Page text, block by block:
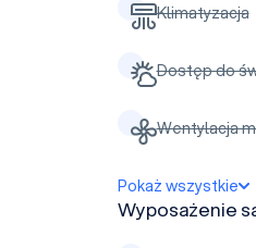
Klimatyzacja
Dostęp do
Wentylacja
Pokaż wszystkie
Wyposażenie